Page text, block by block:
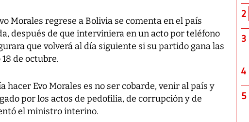
Morales regrese a Bolivia se comenta en el país
después de que interviniera en un acto por teléfono
que volverá al día siguiente si su partido gana las
de octubre.
hacer Evo Morales es no ser cobarde, venir al país y
por los actos de pedofilia, de corrupción y de
el ministro interino.
2
3
4
5